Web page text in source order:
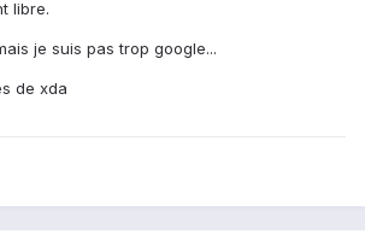
libre.
je suis pas trop google...
de xda